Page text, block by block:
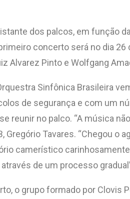
dos palcos, em função
concerto será no dia
Alvarez Pinto e Wolfgang
Sinfônica Brasileira
de segurança e com um
reunir no palco. “A música
Gregório Tavares. “Chegou
camerístico
de um processo
o grupo formado por Clovis